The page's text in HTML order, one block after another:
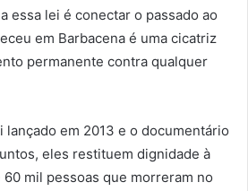
essa lei é conectar o passado ao
em Barbacena é uma cicatriz
permanente contra qualquer
em 2013 e o documentário
eles restituem dignidade à
mil pessoas que morreram no